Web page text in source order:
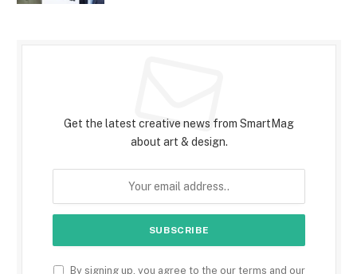
Get the latest creative news from SmartMag
about art & design.
By signing up, you agree to the our terms and our